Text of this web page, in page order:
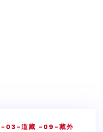
-03-道藏 -09-藏外